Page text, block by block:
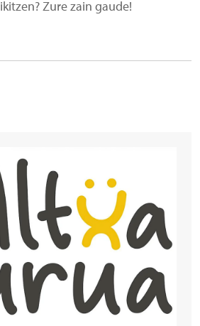
Zure zain gaude!